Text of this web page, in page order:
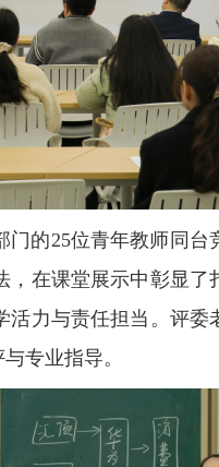
的25位青年教师同
在课堂展示中彰显
力与责任担当。评
专业指导。